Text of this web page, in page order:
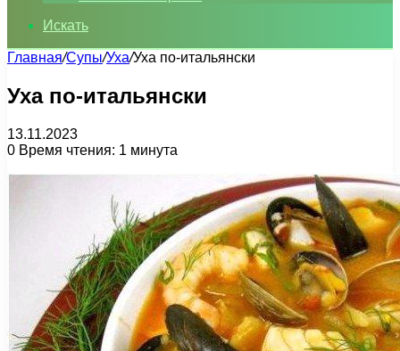
Искать
Главная/Супы/Уха/Уха по-итальянски
Уха по-итальянски
13.11.2023
0 Время чтения: 1 минута